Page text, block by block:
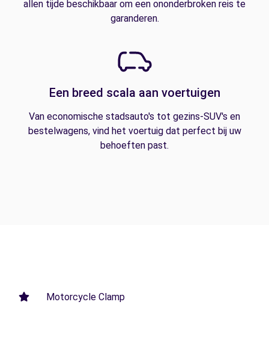
allen tijde beschikbaar om een ononderbroken reis te
garanderen.
Een breed scala aan voertuigen
Van economische stadsauto's tot gezins-SUV's en
bestelwagens, vind het voertuig dat perfect bij uw
behoeften past.
Motorcycle Clamp